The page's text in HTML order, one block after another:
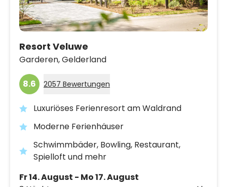
Resort Veluwe
Garderen,Gelderland
8.6 2057 Bewertungen
Luxuriöses Ferienresort am Waldrand
Moderne Ferienhäuser
Schwimmbäder, Bowling, Restaurant,
Spielloft und mehr
Fr 14. August - Mo 17. August